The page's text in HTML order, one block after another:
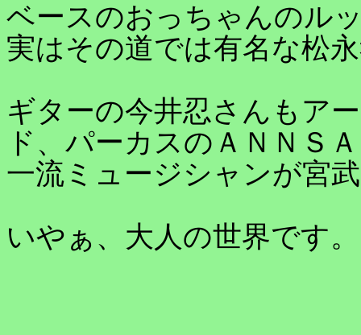
ベースのおっちゃんのル
実はその道では有名な松
ギターの今井忍さんもア
ド、パーカスのＡＮＮＳ
一流ミュージシャンが宮
いやぁ、大人の世界です。